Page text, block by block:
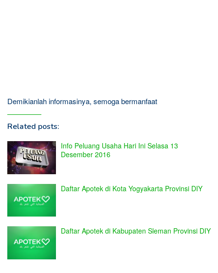
Demikianlah informasinya, semoga bermanfaat
Related posts:
Info Peluang Usaha Hari Ini Selasa 13
Desember 2016
Daftar Apotek di Kota Yogyakarta Provinsi DIY
Daftar Apotek di Kabupaten Sleman Provinsi DIY